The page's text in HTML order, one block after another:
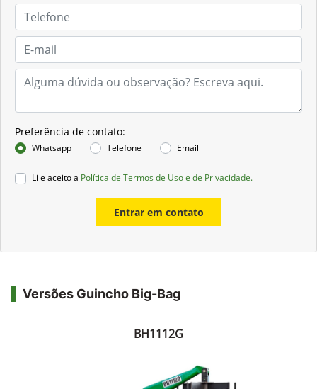
Preferência de contato:
Whatsapp Telefone Email
Li e aceito a Política de Termos de Uso e de Privacidade.
Entrar em contato
Versões Guincho Big-Bag
BH1112G